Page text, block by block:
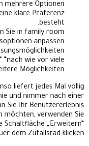
mehrere Optionen
klare Präferenz
besteht.
Sie in family room
anpassen.
“nach wie vor viele
Möglichkeiten.
liefert jedes Mal völlig
und nimmer nach einer
Sie Ihr Benutzererlebnis
möchten, verwenden Sie
Schaltfläche „Erweitern“
dem Zufallsrad klicken.